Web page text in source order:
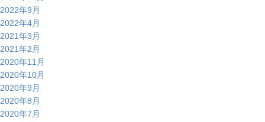
2022年9月
2022年4月
2021年3月
2021年2月
2020年11月
2020年10月
2020年9月
2020年8月
2020年7月